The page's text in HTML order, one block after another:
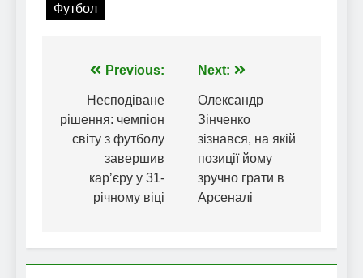
Футбол
Навігація
записів
Previous:
Несподіване
рішення: чемпіон
світу з футболу
завершив
карʼєру у 31-
річному віці
Next:
Олександр
Зінченко
зізнався, на якій
позиції йому
зручно грати в
Арсеналі